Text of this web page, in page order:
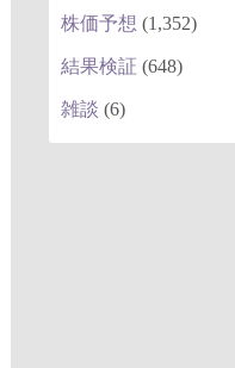
株価予想 (1,352)
結果検証 (648)
雑談 (6)